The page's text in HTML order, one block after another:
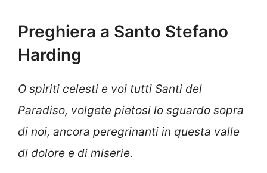
Preghiera a Santo Stefano
Harding
O spiriti celesti e voi tutti Santi del
Paradiso, volgete pietosi lo sguardo sopra
di noi, ancora peregrinanti in questa valle
di dolore e di miserie.